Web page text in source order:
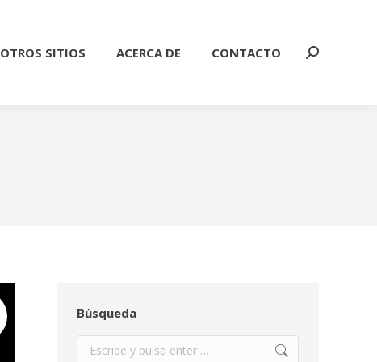
OTROS SITIOS ACERCA DE CONTACTO Buscar:
Búsqueda
Buscar: